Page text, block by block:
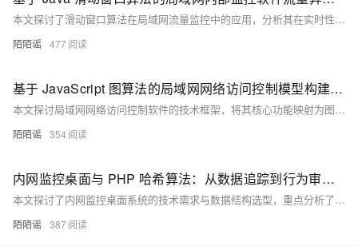
本文探讨了滑动窗口算法在局域网流量监控中的应用，分析其在实时性、资源控制和多维分析等方面的优势，并提出优化策略，结合Java编程实现高效流量异常检测。
陌陌谣 477
基于 JavaScript 图算法的局域网网络访问控制模型构建及局域网禁止上网软件的技术实现路径研究
本文探讨局域网网络访问控制软件的技术框架，将其核心功能映射为图论模型，通过节点与边表示终端设备及访问关系。以JavaScript实现DFS算法，模拟访问权限判断，优化动态策略更新与多层级访问控制。结合流量监控数据，提升网络安全响应能力，为企业自主研发提供理论支持，推动智能化演进，助力数字化管理。
陌陌谣 354
内网监控桌面与 PHP 哈希算法：从数据追踪到行为审计的技术解析
本文探讨了内网监控桌面系统的技术需求与数据结构选型，重点分析了哈希算法在企业内网安全管理中的应用。通过PHP语言实现的SHA-256算法，可有效支持软件准入控制、数据传输审计及操作日志存证等功能。文章还介绍了性能优化策略（如分块哈希计算和并行处理）与安全增强措施（如盐值强化和动态更新），并展望了哈希算法在图像处理、网络流量分析等领域的扩展应用。最终强调了构建完整内网安全闭环的重要性，为企业数字资产保护提供技术支撑。
陌陌谣 387